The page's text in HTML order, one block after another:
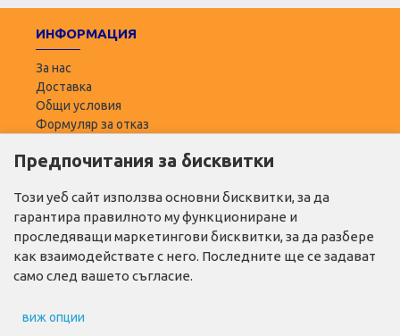
ИНФОРМАЦИЯ
За нас
Доставка
Общи условия
Формуляр за отказ
ПОТРЕБИТЕЛ
Моят профил
ПОЛЕЗНО
Производители
Предпочитания за бисквитки
Този уеб сайт използва основни бисквитки, за да
гарантира правилното му функциониране и
проследяващи маркетингови бисквитки, за да разбере
как взаимодействате с него. Последните ще се задават
само след вашето съгласие.
виж опции